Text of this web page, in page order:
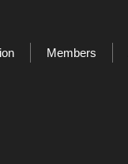
Members